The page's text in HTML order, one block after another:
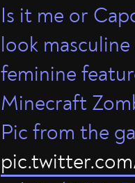
Is it me or
look
feminine
Minecraft
Pic from the